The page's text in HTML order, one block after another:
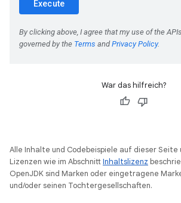
War das hilfreich?
Alle Inhalte und Codebeispiele auf dieser
Lizenzen wie im AbschnittInhaltslizenz
OpenJDK sind Marken oder eingetragene
und/oder seinen Tochtergesellschaften.